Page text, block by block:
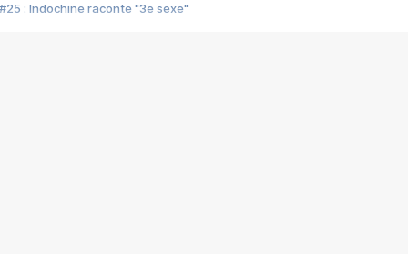
#25 : Indochine raconte "3e sexe"